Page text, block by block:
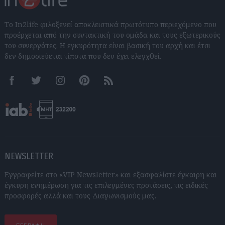
Το In2life φιλοξενεί αποκλειστικά πρωτότυπο περιεχόμενο που
προέρχεται από την συντακτική του ομάδα και τους εξωτερικούς
του συνεργάτες. Η εγκυρότητα είναι βασική του αρχή και έτσι
δεν δημοσιεύεται τίποτα που δεν έχει ελεγχθεί.
FacebookTwitter InstagramPinterestRSS feeds
NEWSLETTER
Εγγραφείτε στο «VIP Newsletter» και εξασφαλίστε έγκαιρη και
έγκυρη ενημέρωση για τις επιλεγμένες προτάσεις, τις ειδικές
προσφορές αλλά και τους Διαγωνισμούς μας.